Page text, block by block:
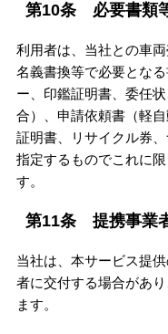
第10条 必要書類
利用者は、当社との車
名義書換等で必要とな
ー、印鑑証明書、委任
合）、申請依頼書（軽
証明書、リサイクル券
指定するものでこれに
す。
第11条 提携事業
当社は、本サービス提
者に交付する場合があ
ます。